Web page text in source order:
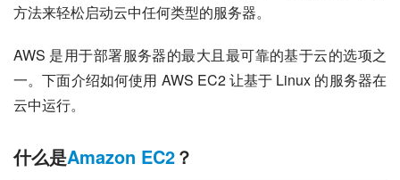
方法来轻松启动云中任何类型的服务器。
AWS 是用于部署服务器的最大且最可靠的基于云的选项之
一。下面介绍如何使用 AWS EC2 让基于 Linux 的服务器在
云中运行。
什么是Amazon EC2？